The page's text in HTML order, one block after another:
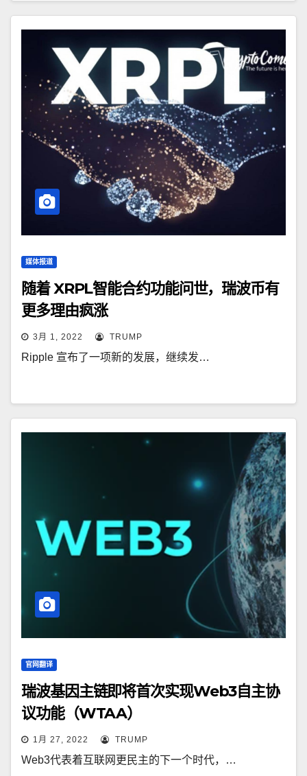
媒体报道
随着 XRPL智能合约功能问世，瑞波币有
更多理由疯涨
3月 1, 2022 TRUMP
Ripple 宣布了一项新的发展，继续发…
官网翻译
瑞波基因主链即将首次实现Web3自主协
议功能（WTAA）
1月 27, 2022 TRUMP
Web3代表着互联网更民主的下一个时代，…